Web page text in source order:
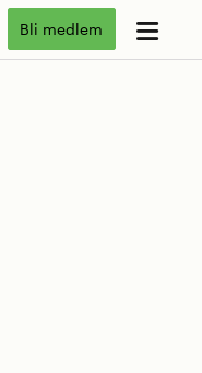
Bli medlem